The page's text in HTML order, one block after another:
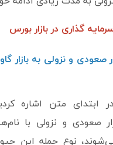
گذاری در بازار بورس
صعودی و نزولی به بازار
ابتدای متن اشاره
صعودی و نزولی با
نوع حمله این